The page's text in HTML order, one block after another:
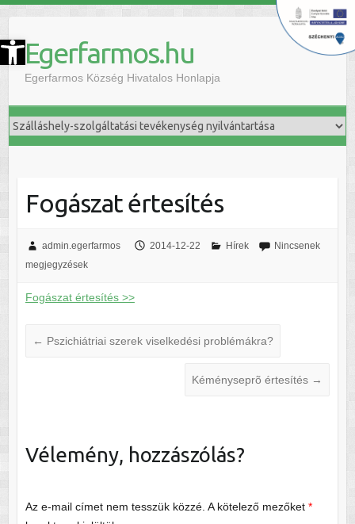
Eszköztár megnyitása Egerfarmos.hu
Egerfarmos Község Hivatalos Honlapja
Fogászat értesítés
admin.egerfarmos 2014-12-22 Hírek
Nincsenek
megjegyzések
Fogászat értesítés >>
← Pszichiátriai szerek viselkedési problémákra?
Kéményseprõ értesítés →
Vélemény, hozzászólás?
Az e-mail címet nem tesszük közzé. A kötelező mezőket *